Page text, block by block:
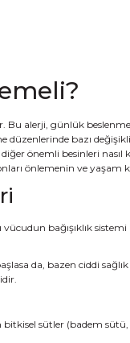
alerji, günlük beslenme
bazı
besinleri nasıl
önlemenin ve yaşam
bağışıklık
da, bazen ciddi
sütler (badem